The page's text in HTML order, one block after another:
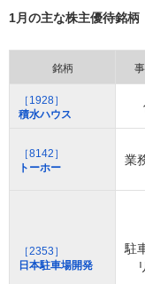
1月の主な株主優待銘柄
銘柄
［1928］
積水ハウス
［8142］
トーホー
業
［2353］
日本駐車場開発
駐